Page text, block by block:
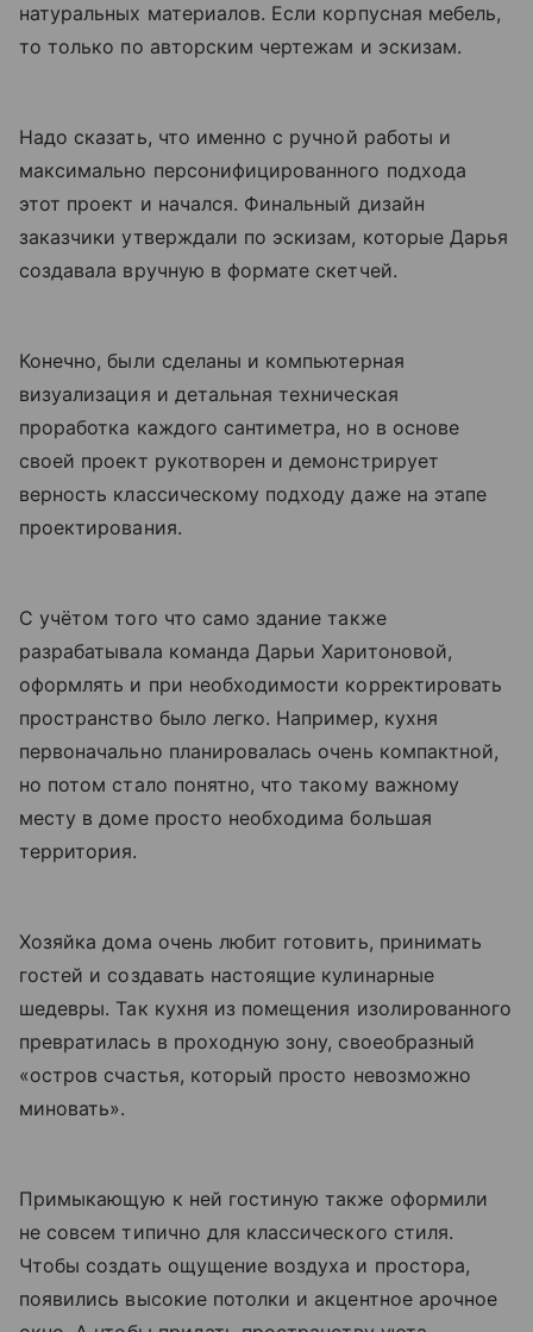
натуральных материалов. Если корпусная мебель,
то только по авторским чертежам и эскизам.
Надо сказать, что именно с ручной работы и
максимально персонифицированного подхода
этот проект и начался. Финальный дизайн
заказчики утверждали по эскизам, которые Дарья
создавала вручную в формате скетчей.
Конечно, были сделаны и компьютерная
визуализация и детальная техническая
проработка каждого сантиметра, но в основе
своей проект рукотворен и демонстрирует
верность классическому подходу даже на этапе
проектирования.
С учётом того что само здание также
разрабатывала команда Дарьи Харитоновой,
оформлять и при необходимости корректировать
пространство было легко. Например, кухня
первоначально планировалась очень компактной,
но потом стало понятно, что такому важному
месту в доме просто необходима большая
территория.
Хозяйка дома очень любит готовить, принимать
гостей и создавать настоящие кулинарные
шедевры. Так кухня из помещения изолированного
превратилась в проходную зону, своеобразный
«остров счастья, который просто невозможно
миновать».
Примыкающую к ней гостиную также оформили
не совсем типично для классического стиля.
Чтобы создать ощущение воздуха и простора,
появились высокие потолки и акцентное арочное